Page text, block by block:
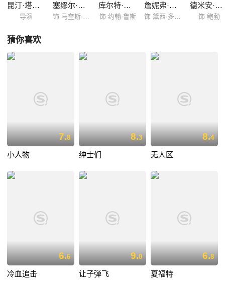
昆汀·塔伦蒂诺
导演
塞缪尔·杰克逊 库尔特·拉塞尔
饰 约翰·鲁斯
詹妮弗·杰森·李 德米安·比齐尔
饰 鲍勃
猜你喜欢
7.8
小人物
8.3
绅士们
8.4
无人区
6.6
冷血追击
9.0
让子弹飞
6.8
夏福特